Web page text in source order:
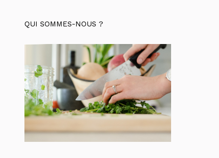
QUI SOMMES-NOUS ?